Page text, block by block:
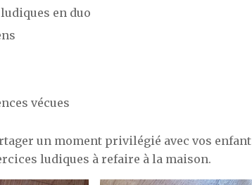
en duo
vécues
un moment privilégié avec vos
ludiques à refaire à la maison.